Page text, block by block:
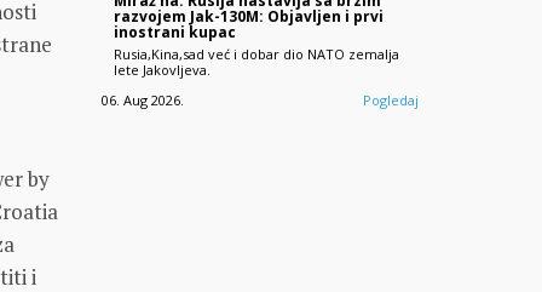
by
i
razvojem Jak-130M: Objavljen i prvi
inostrani kupac
Rusia,Kina,sad već i dobar dio NATO zemalja
lete Jakovljeva.
06. Aug 2026.
Pogledaj